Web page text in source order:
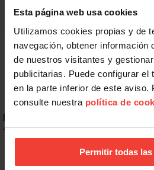
Esta página web usa cookies
Utilizamos cookies propias y de
navegación, obtener información
de nuestros visitantes y
publicitarias. Puede configurar el
en la parte inferior de este aviso.
consulte nuestra política de
Permitir todas
Madrid que ha…
Anterior
ENLACES DESTACADOS